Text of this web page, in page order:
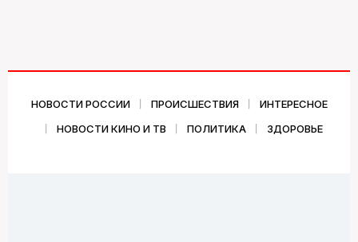
НОВОСТИ РОССИИ ПРОИСШЕСТВИЯ
ИНТЕРЕСНОЕ
НОВОСТИ КИНО И ТВ
ПОЛИТИКА ЗДОРОВЬЕ